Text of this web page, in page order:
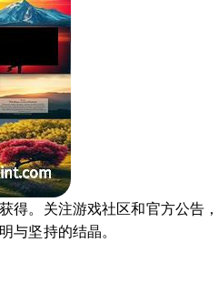
得。关注游戏社区和官方公告
与坚持的结晶。